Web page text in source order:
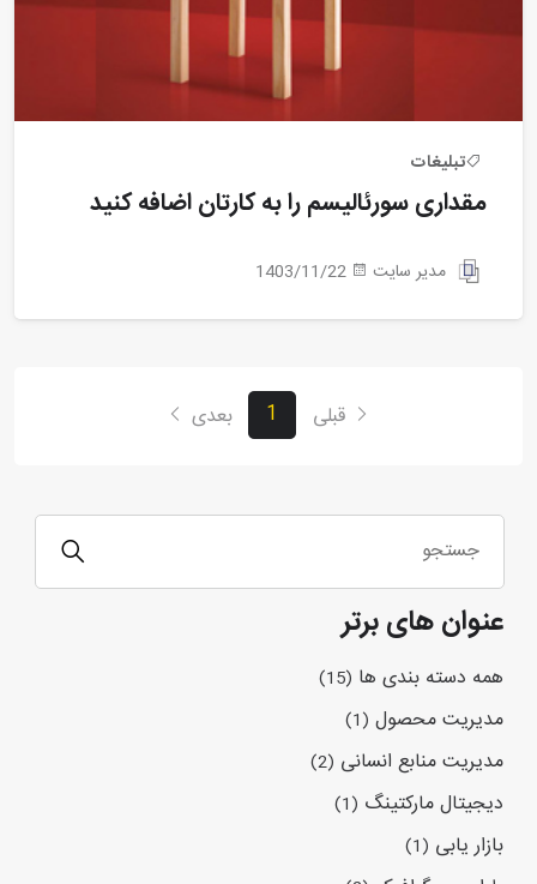
تبلیغات
مقداری سورئالیسم را به کارتان اضافه کنید
مدیر سایت 1403/11/22
قبلی 1 بعدی
عنوان های برتر
همه دسته بندی ها (15)
مدیریت محصول (1)
مدیریت منابع انسانی (2)
دیجیتال مارکتینگ (1)
بازار یابی (1)